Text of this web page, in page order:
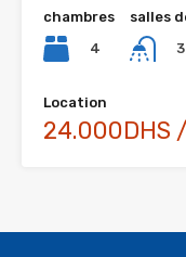
chambres
4
salles
3
Location
24.000DHS